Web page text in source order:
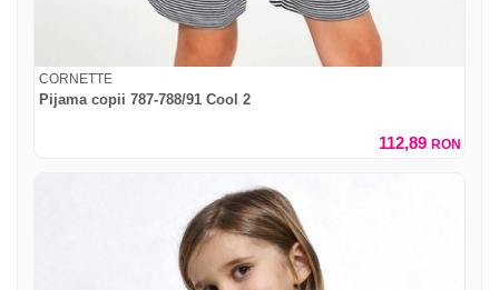
CORNETTE
Pijama copii 787-788/91 Cool 2
112,89 RON